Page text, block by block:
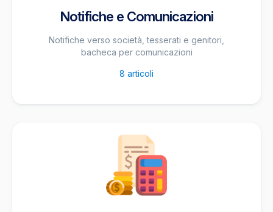
Notifiche e Comunicazioni
Notifiche verso società, tesserati e genitori,
bacheca per comunicazioni
8 articoli